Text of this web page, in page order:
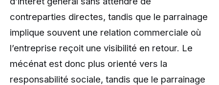
contreparties directes, tandis que le parrainage
implique souvent une relation commerciale où
l’entreprise reçoit une visibilité en retour. Le
mécénat est donc plus orienté vers la
responsabilité sociale, tandis que le parrainage